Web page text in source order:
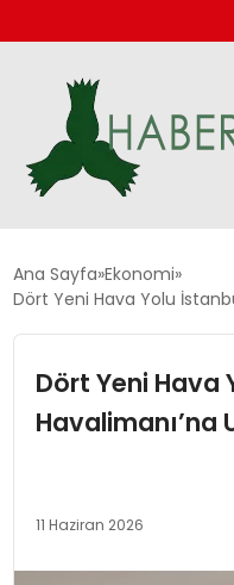
GÜNDEM
DÜNYA
EKONOMI
Ana Sayfa Ekonomi
Dört Yeni Hava Yolu
Dört Yeni Hava
Havalimanı’na
11 Haziran 2026